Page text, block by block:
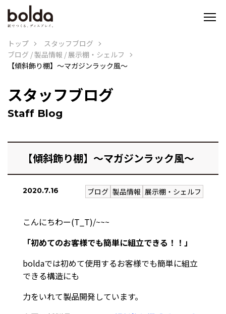
トップ
スタッフブログ
ブログ /製品情報 /展示棚・シェルフ
【傾斜飾り棚】～マガジンラック風～
スタッフブログ
Staff Blog
【傾斜飾り棚】～マガジンラック風～
2020.7.16 ブログ 製品情報 展示棚・シェルフ
こんにちわー(T_T)/~~~
「初めてのお客様でも簡単に組立できる！！」
boldaでは初めて使用するお客様でも簡単に組立
できる構造にも
力をいれて製品開発しています。